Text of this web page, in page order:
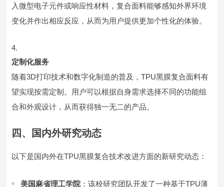
入微型电子元件或响应性材料，复合面料能够感知外界环境
变化并作出相应反应，从而为用户提供更加个性化的体验。
定制化服务
随着3D打印技术和数字化制造的普及，TPU黑膜复合面料有
望实现按需定制。用户可以根据自身需求选择不同的功能组
合和外观设计，从而获得独一无二的产品。
四、国内外研究动态
以下是国内外在TPU黑膜复合技术改进方面的新研究动态：
美国麻省理工学院：该校研究团队开发了一种基于TPU薄